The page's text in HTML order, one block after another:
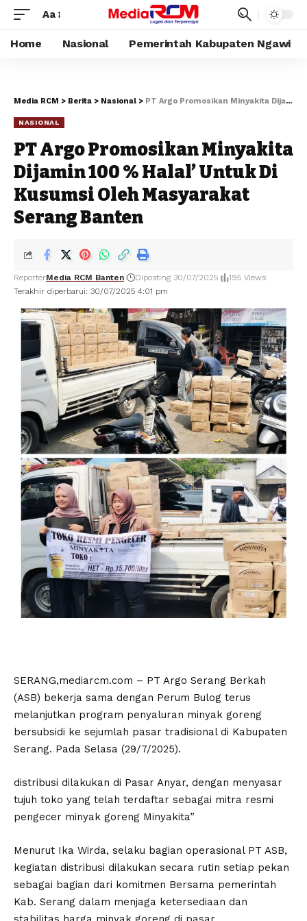
Aa
Home Nasional Pemerintah Kabupaten Ngawi
Media RCM > Berita > Nasional > PT Argo Promosikan Minyakita Dijamin 100 % Halal’ Untuk Di Kusumsi Oleh Masyarakat Serang Banten
NASIONAL
PT Argo Promosikan Minyakita
Dijamin 100 % Halal’ Untuk Di
Kusumsi Oleh Masyarakat
Serang Banten
Terakhir diperbarui: 30/07/2025 4:01 pm
ReporterMedia RCM Banten Diposting 30/07/2025 195 Views
SERANG,mediarcm.com – PT Argo Serang Berkah
(ASB) bekerja sama dengan Perum Bulog terus
melanjutkan program penyaluran minyak goreng
bersubsidi ke sejumlah pasar tradisional di Kabupaten
Serang. Pada Selasa (29/7/2025).
distribusi dilakukan di Pasar Anyar, dengan menyasar
tujuh toko yang telah terdaftar sebagai mitra resmi
pengecer minyak goreng Minyakita”
Menurut Ika Wirda, selaku bagian operasional PT ASB,
kegiatan distribusi dilakukan secara rutin setiap pekan
sebagai bagian dari komitmen Bersama pemerintah
Kab. Serang dalam menjaga ketersediaan dan